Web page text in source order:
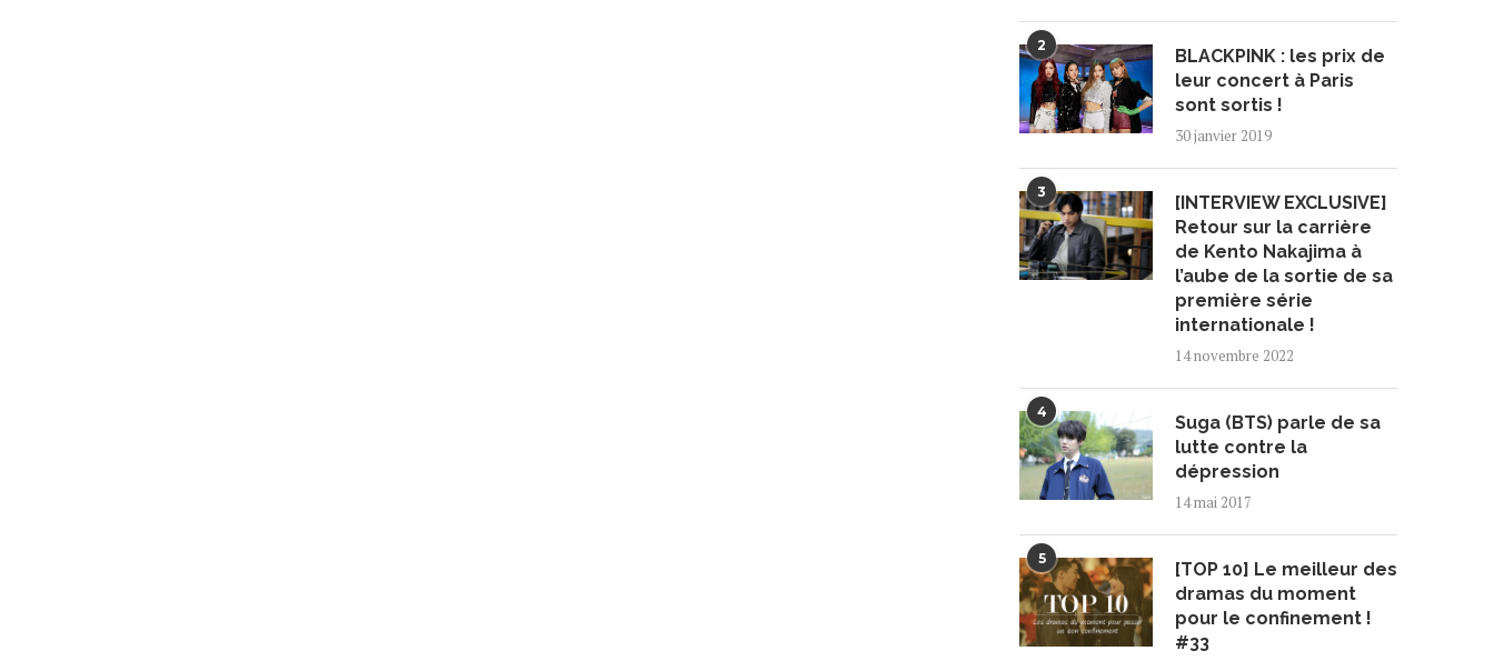
2
BLACKPINK : les prix de
leur concert à Paris
sont sortis !
30 janvier 2019
3
[INTERVIEW EXCLUSIVE]
Retour sur la carrière
de Kento Nakajima à
l’aube de la sortie de sa
première série
internationale !
14 novembre 2022
4
Suga (BTS) parle de sa
lutte contre la
dépression
14 mai 2017
5
[TOP 10] Le meilleur des
dramas du moment
pour le confinement !
#33